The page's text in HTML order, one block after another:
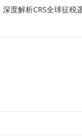
度解析CRS全球征税